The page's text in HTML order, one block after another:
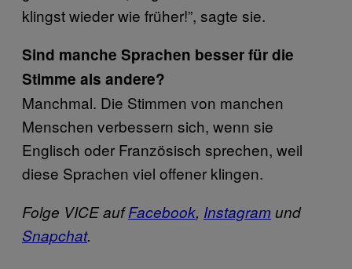
klingst wieder wie früher!”, sagte sie.
Sind manche Sprachen besser für die
Stimme als andere?
Manchmal. Die Stimmen von manchen
Menschen verbessern sich, wenn sie
Englisch oder Französisch sprechen, weil
diese Sprachen viel offener klingen.
Folge VICE aufFacebook, Instagramund
Snapchat.